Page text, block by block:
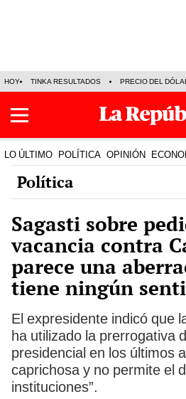
HOY TINKA RESULTADOS PRECIO DEL
LO ÚLTIMO POLÍTICA OPINIÓN
Política
Sagasti sobre
vacancia contra
parece una
tiene ningún
El expresidente indicó que
ha utilizado la prerrogativa
presidencial en los últimos
caprichosa y no permite el
instituciones”.